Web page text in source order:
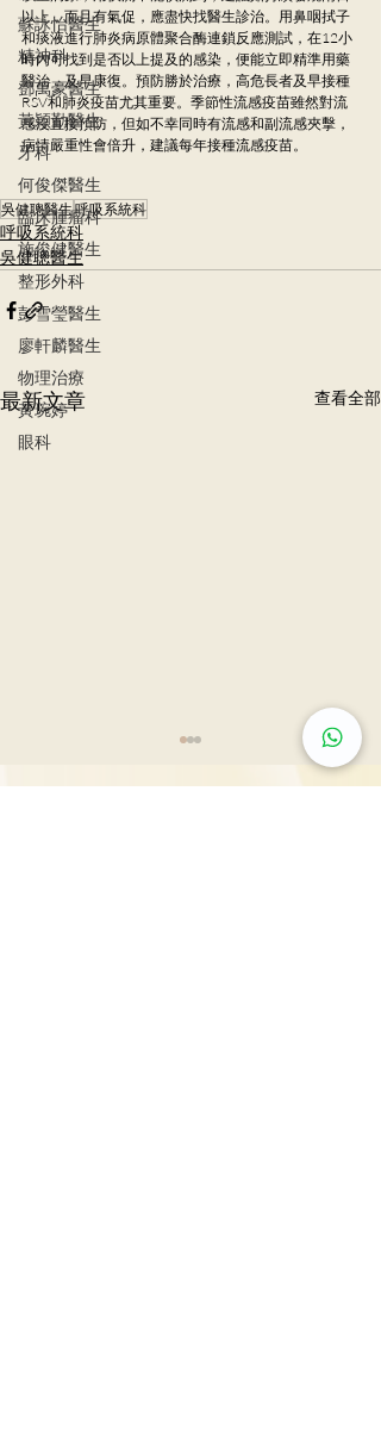
蘇詠怡醫生
精神科
鄧萬豪醫生
黃穎勤醫生
牙科
何俊傑醫生
臨床腫瘤科
施俊健醫生
整形外科
彭雪瑩醫生
廖軒麟醫生
物理治療
黃琬婷
眼科
以上，而且有氣促，應盡快找醫生診治。用鼻咽拭子
和痰液進行肺炎病原體聚合酶連鎖反應測試，在12小
時內可找到是否以上提及的感染，便能立即精準用藥
醫治，及早康復。預防勝於治療，高危長者及早接種
RSV和肺炎疫苗尤其重要。季節性流感疫苗雖然對流
感沒直接預防，但如不幸同時有流感和副流感夾擊，
病情嚴重性會倍升，建議每年接種流感疫苗。
吳健聰醫生呼吸系統科
呼吸系統科
吳健聰醫生
最新文章 查看全部